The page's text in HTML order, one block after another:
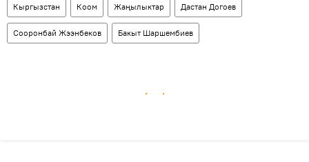
Кыргызстан Коом Жаңылыктар Дастан Догоев
Сооронбай Жээнбеков Бакыт Шаршембиев